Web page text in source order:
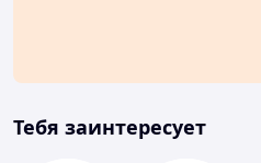
Тебя заинтересует